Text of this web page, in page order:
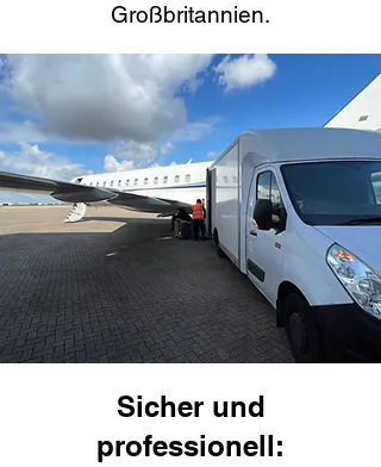
Großbritannien.
Sicher und
professionell: